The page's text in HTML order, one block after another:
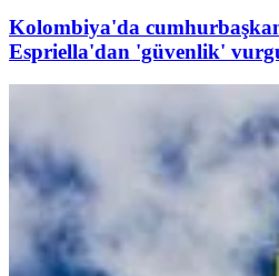
Kolombiya'da
Espriella'dan 'güvenlik'